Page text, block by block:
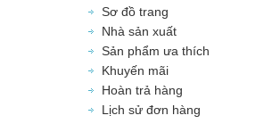
Sơ đồ trang
Nhà sản xuất
Sản phẩm ưa thích
Khuyến mãi
Hoàn trả hàng
Lịch sử đơn hàng